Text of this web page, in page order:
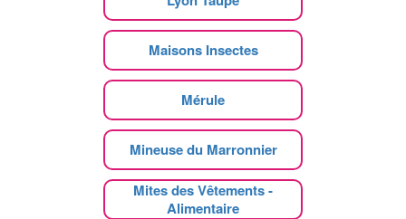
Maisons Insectes
Mérule
Mineuse du Marronnier
Mites des Vêtements -
Alimentaire